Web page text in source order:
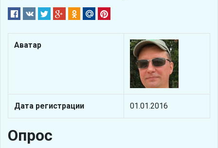
Аватар
Дата регистрации 01.01.2016
Опрос